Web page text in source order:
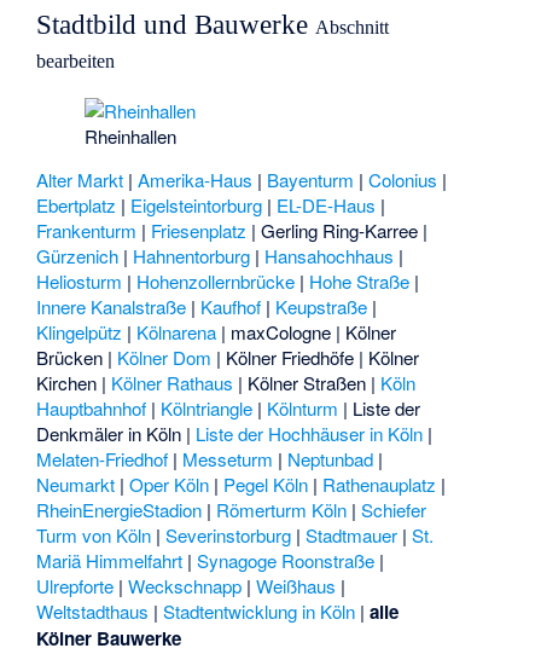
Stadtbild und BauwerkeAbschnitt
bearbeiten
Rheinhallen
Alter Markt |Amerika-Haus | Bayenturm |Colonius |
Ebertplatz | Eigelsteintorburg | EL-DE-Haus |
Frankenturm | Friesenplatz |Gerling Ring-Karree |
Gürzenich | Hahnentorburg | Hansahochhaus |
Heliosturm | Hohenzollernbrücke | Hohe Straße |
Innere Kanalstraße | Kaufhof | Keupstraße |
Klingelpütz | Kölnarena | maxCologne | Kölner
Brücken | Kölner Dom | Kölner Friedhöfe | Kölner
Kirchen | Kölner Rathaus | Kölner Straßen | Köln
Hauptbahnhof | Kölntriangle | Kölnturm | Liste der
Denkmäler in Köln | Liste der Hochhäuser in Köln |
Melaten-Friedhof | Messeturm | Neptunbad |
Neumarkt |Oper Köln | Pegel Köln | Rathenauplatz |
RheinEnergieStadion | Römerturm Köln |Schiefer
Turm von Köln |Severinstorburg |Stadtmauer |St.
Mariä Himmelfahrt |Synagoge Roonstraße |
Ulrepforte |Weckschnapp |Weißhaus |
Weltstadthaus |Stadtentwicklung in Köln |alle
Kölner Bauwerke